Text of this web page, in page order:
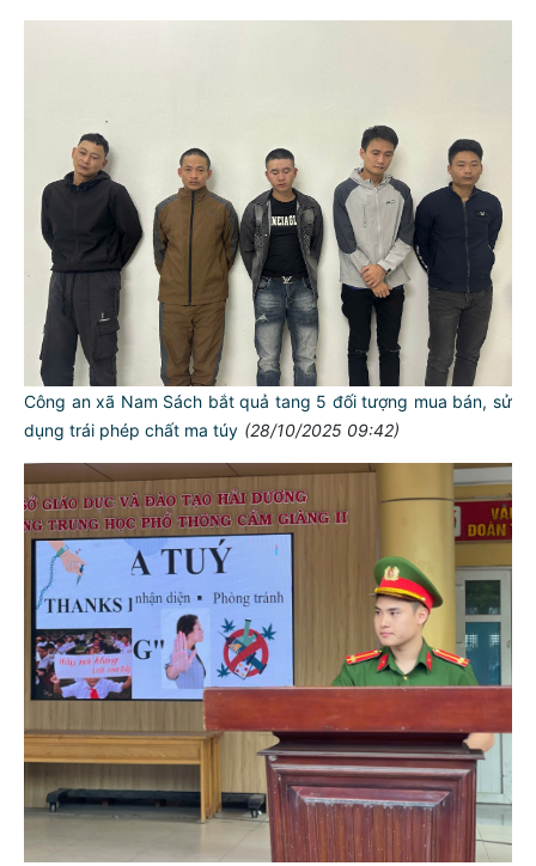
Công an xã Nam Sách bắt quả tang 5 đối tượng mua bán, sử
dụng trái phép chất ma túy (28/10/2025 09:42)